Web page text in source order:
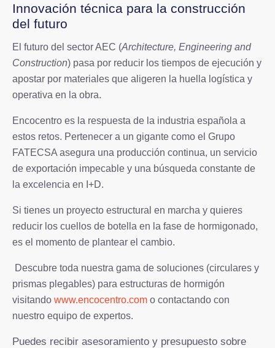
Innovación técnica para la construcción
del futuro
El futuro del sector AEC (Architecture, Engineering and
Construction) pasa por reducir los tiempos de ejecución y
apostar por materiales que aligeren la huella logística y
operativa en la obra.
Encocentro es la respuesta de la industria española a
estos retos. Pertenecer a un gigante como el Grupo
FATECSA asegura una producción continua, un servicio
de exportación impecable y una búsqueda constante de
la excelencia en I+D.
Si tienes un proyecto estructural en marcha y quieres
reducir los cuellos de botella en la fase de hormigonado,
es el momento de plantear el cambio.
Descubre toda nuestra gama de soluciones (circulares y
prismas plegables) para estructuras de hormigón
visitando www.encocentro.com o contactando con
nuestro equipo de expertos.
Puedes recibir asesoramiento y presupuesto sobre